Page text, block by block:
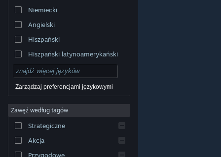
© Valve Corporation. Wszelkie prawa zastrzeżone.
właścicieli w Stanach Zjednoczonych i innych krajach.
dostępu
Umowa użytkownika Steam
pieniędzy |Ciasteczka
Niemiecki
Angielski
Hiszpański
Hiszpański latynoamerykański
Zarządzaj preferencjami językowymi
Zawęź według tagów
Strategiczne
Akcja
Przygodowe